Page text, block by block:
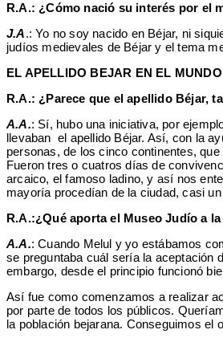
R.A.: ¿Cómo nació su interés por el
J.A.: Yo no soy nacido en Béjar, ni
judíos medievales de Béjar y el tema
EL APELLIDO BEJAR EN EL
R.A.: ¿Parece que el apellido Béjar,
A.A.: Sí, hubo una iniciativa, por
llevaban el apellido Béjar. Así, con la
personas, de los cinco continentes,
Fueron tres o cuatros días de
arcaico, el famoso ladino, y así nos
mayoría procedían de la ciudad, casi
R.A.:¿Qué aporta el Museo Judío a
A.A.: Cuando Melul y yo estábamos
se preguntaba cuál sería la aceptación
embargo, desde el principio funcionó
Así fue como comenzamos a realizar
por parte de todos los públicos.
la población bejarana. Conseguimos el